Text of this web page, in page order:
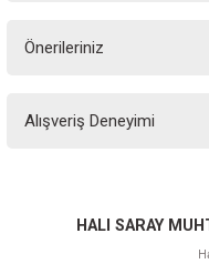
Önerileriniz
yetersiz gördüğünüz noktaları
Ürün resmi kalitesiz, bozuk
Ürün açıklamasında eksik
Alışveriş Deneyimi
HALI SARAY